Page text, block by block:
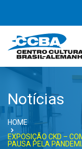
Notícias
HOME
EXPOSIÇÃO CKD –
PAUSA PELA